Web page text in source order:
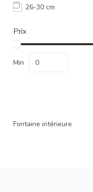
26-30 cm
Prix
Min
Fontaine intérieure